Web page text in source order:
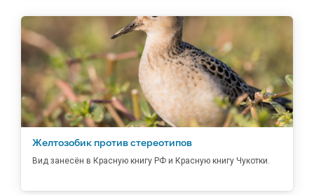
Желтозобик против стереотипов
Вид занесён в Красную книгу РФ и Красную книгу Чукотки.